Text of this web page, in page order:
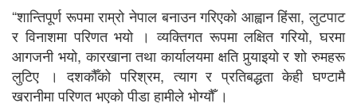
“शान्तिपूर्ण रूपमा राम्रो नेपाल बनाउन गरिएको आह्वान हिंसा, लुटपाट
र विनाशमा परिणत भयो । व्यक्तिगत रूपमा लक्षित गरियो, घरमा
आगजनी भयो, कारखाना तथा कार्यालयमा क्षति पुर्‍याइयो र शो रुमहरू
लुटिए । दशकौँको परिश्रम, त्याग र प्रतिबद्धता केही घण्टामै
खरानीमा परिणत भएको पीडा हामीले भोग्यौँ ।